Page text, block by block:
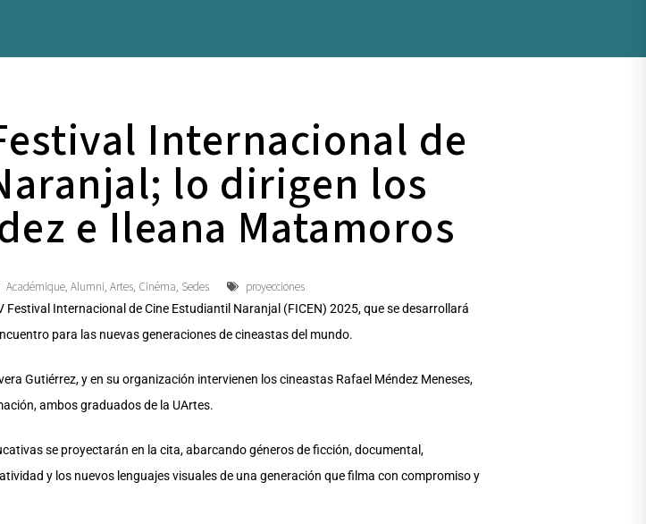
Internacional de
lo dirigen los
e Ileana Matamoros
Académique Alumni Artes Cinéma Sedes proyecciones
Internacional de Cine Estudiantil Naranjal (FICEN) 2025, que se desarrollará
para las nuevas generaciones de cineastas del mundo.
Gutiérrez, y en su organización intervienen los cineastas Rafael Méndez Meneses,
ambos graduados de la UArtes.
se proyectarán en la cita, abarcando géneros de ficción, documental,
y los nuevos lenguajes visuales de una generación que filma con compromiso y